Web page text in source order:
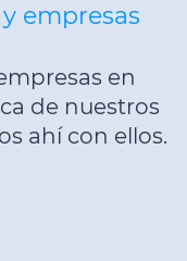
empresas
en
de nuestros
ahí con ellos.